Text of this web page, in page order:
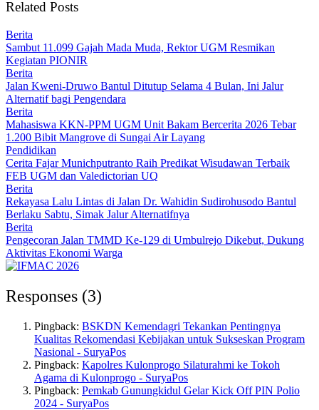
Related Posts
Berita
Sambut 11.099 Gajah Mada Muda, Rektor UGM Resmikan
Kegiatan PIONIR
Berita
Jalan Kweni-Druwo Bantul Ditutup Selama 4 Bulan, Ini Jalur
Alternatif bagi Pengendara
Berita
Mahasiswa KKN-PPM UGM Unit Bakam Bercerita 2026 Tebar
1.200 Bibit Mangrove di Sungai Air Layang
Pendidikan
Cerita Fajar Munichputranto Raih Predikat Wisudawan Terbaik
FEB UGM dan Valedictorian UQ
Berita
Rekayasa Lalu Lintas di Jalan Dr. Wahidin Sudirohusodo Bantul
Berlaku Sabtu, Simak Jalur Alternatifnya
Berita
Pengecoran Jalan TMMD Ke-129 di Umbulrejo Dikebut, Dukung
Aktivitas Ekonomi Warga
Responses (3)
Pingback: BSKDN Kemendagri Tekankan Pentingnya
Kualitas Rekomendasi Kebijakan untuk Sukseskan Program
Nasional - SuryaPos
Pingback: Kapolres Kulonprogo Silaturahmi ke Tokoh
Agama di Kulonprogo - SuryaPos
Pingback: Pemkab Gunungkidul Gelar Kick Off PIN Polio
2024 - SuryaPos